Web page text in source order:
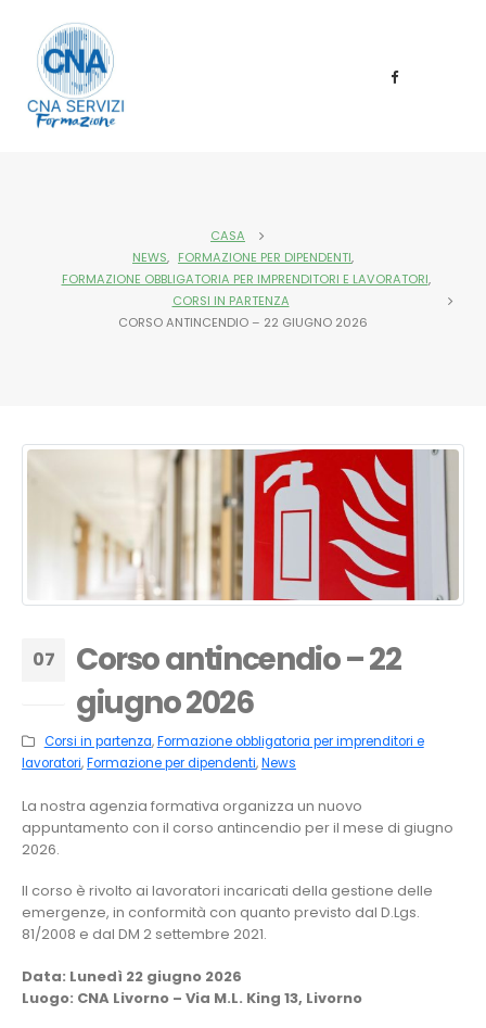
CASA
NEWS, FORMAZIONE PER DIPENDENTI,
FORMAZIONE OBBLIGATORIA PER IMPRENDITORI E LAVORATORI,
CORSI IN PARTENZA
CORSO ANTINCENDIO – 22 GIUGNO 2026
07
Corso antincendio – 22
giugno 2026
Corsi in partenza,Formazione obbligatoria per imprenditori e
lavoratori,Formazione per dipendenti,News
La nostra agenzia formativa organizza un nuovo
appuntamento con il corso antincendio per il mese di giugno
2026.
Il corso è rivolto ai lavoratori incaricati della gestione delle
emergenze, in conformità con quanto previsto dal D.Lgs.
81/2008 e dal DM 2 settembre 2021.
Data: Lunedì 22 giugno 2026
Luogo: CNA Livorno – Via M.L. King 13, Livorno